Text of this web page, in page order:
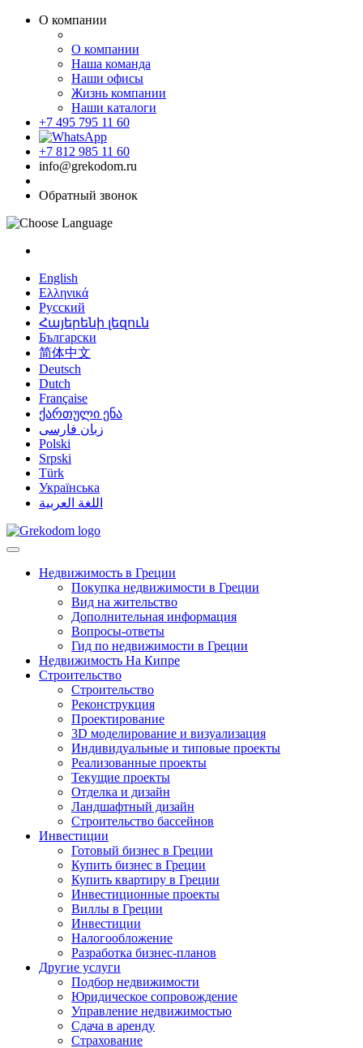
О компании
О компании
Наша команда
Наши офисы
Жизнь компании
Наши каталоги
+7 495 795 11 60
+7 812 985 11 60
info@grekodom.ru
Обратный звонок
English
Ελληνικά
Русский
Հայերենի լեզուն
Български
简体中文
Deutsch
Dutch
Française
ქართული ენა
زبان فارسی
Polski
Srpski
Türk
Українська
اللغة العربية
Недвижимость в Греции
Покупка недвижимости в Греции
Вид на жительство
Дополнительная информация
Вопросы-ответы
Гид по недвижимости в Греции
Недвижимость На Кипре
Строительство
Строительство
Реконструкция
Проектирование
3D моделирование и визуализация
Индивидуальные и типовые проекты
Реализованные проекты
Текущие проекты
Отделка и дизайн
Ландшафтный дизайн
Строительство бассейнов
Инвестиции
Готовый бизнес в Греции
Купить бизнес в Греции
Купить квартиру в Греции
Инвестиционные проекты
Виллы в Греции
Инвестиции
Налогообложение
Разработка бизнес-планов
Другие услуги
Подбор недвижимости
Юридическое сопровождение
Управление недвижимостью
Сдача в аренду
Страхование